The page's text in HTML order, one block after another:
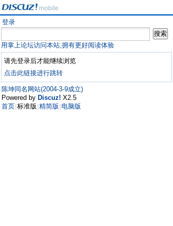
登录
用掌上论坛访问本站,拥有更好阅读体验
请先登录后才能继续浏览
点击此链接进行跳转
陈坤同名网站(2004-3-9成立)
Powered by Discuz! X2.5
首页 标准版 精简版 电脑版